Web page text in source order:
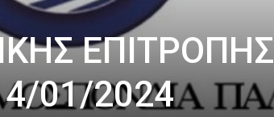
ΕΠΙΤΡΟΠΗΣ
4/01/2024